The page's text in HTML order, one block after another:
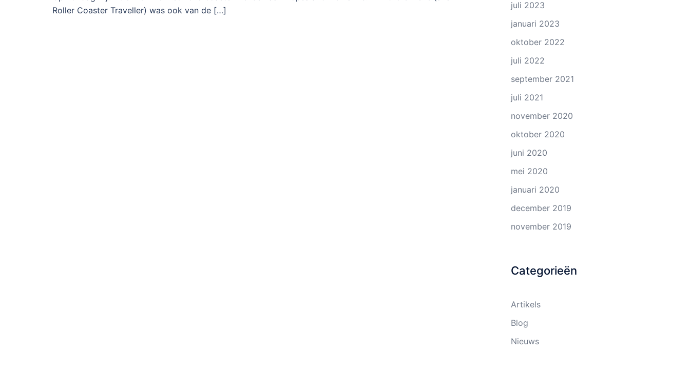
Roller Coaster Traveller) was ook van de […]
juli 2023
januari 2023
oktober 2022
juli 2022
september 2021
juli 2021
november 2020
oktober 2020
juni 2020
mei 2020
januari 2020
december 2019
november 2019
Categorieën
Artikels
Blog
Nieuws